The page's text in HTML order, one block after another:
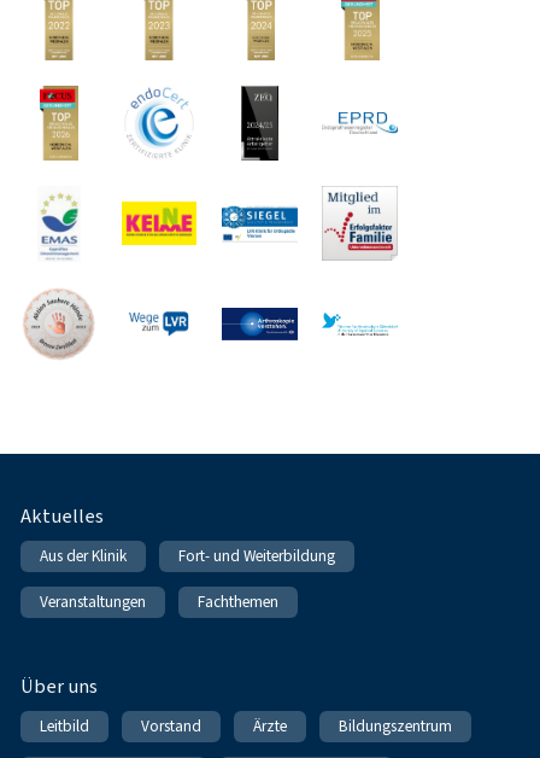
Fußnavigation
Aktuelles
Aus der Klinik Fort- und Weiterbildung
Veranstaltungen Fachthemen
Über uns
Leitbild Vorstand Ärzte Bildungszentrum